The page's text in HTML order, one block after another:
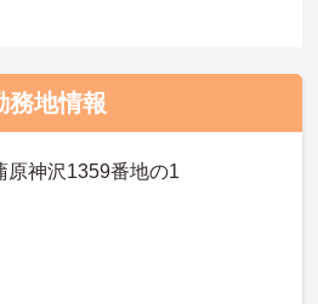
務地情報
原神沢1359番地の1